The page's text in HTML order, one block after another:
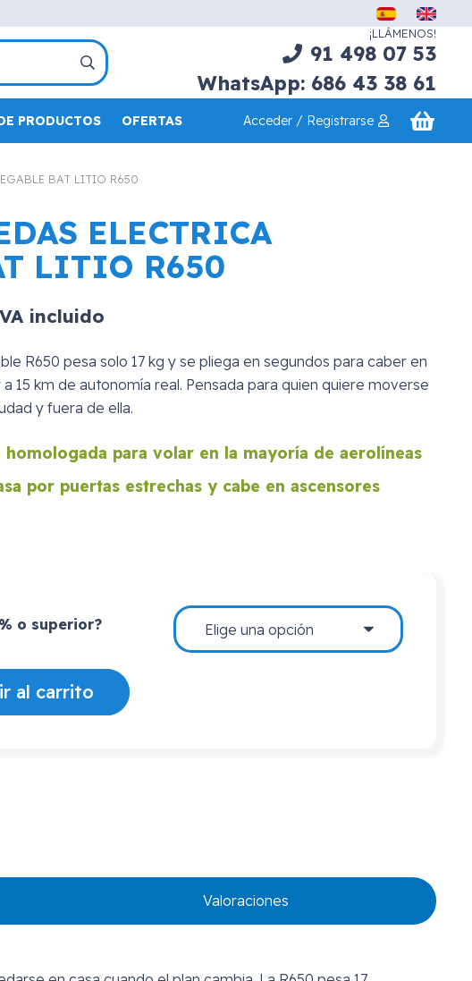
¡LLÁMENOS!
91 498 07 53
WhatsApp: 686 43 38 61
PRODUCTOS OFERTAS Acceder / Registrarse
BAT LITIO R650
ELECTRICA
LITIO R650
incluido
R650 pesa solo 17 kg y se pliega en segundos para caber en
15 km de autonomía real. Pensada para quien quiere moverse
y fuera de ella.
para volar en la mayoría de aerolíneas
por puertas estrechas y cabe en ascensores
o superior?
al carrito
Valoraciones